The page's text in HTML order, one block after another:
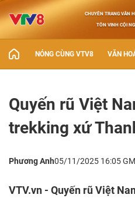
CHUYÊN TRANG VĂN
TÔN VINH CỘI
NÓNG CÙNG VTV8 VĂN
Quyến rũ Việt
trekking xứ
Phương Anh05/11/2025 16:05
VTV.vn - Quyến rũ Việt